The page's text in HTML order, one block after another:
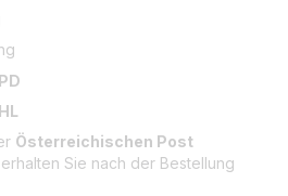
Österreichischen Post
Sie nach der Bestellung